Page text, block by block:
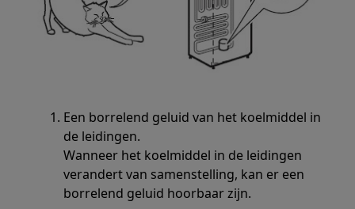
Een borrelend geluid van het koelmiddel in
de leidingen.
Wanneer het koelmiddel in de leidingen
verandert van samenstelling, kan er een
borrelend geluid hoorbaar zijn.